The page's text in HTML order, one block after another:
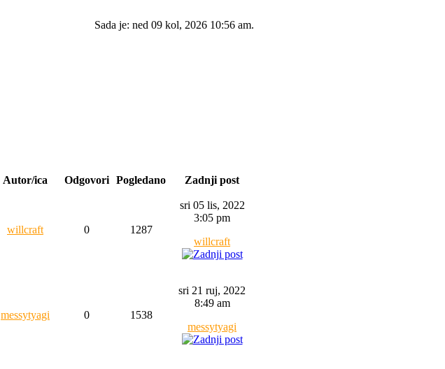
Sada je: ned 09 kol, 2026 10:56 am.
Autor/ica Odgovori Pogledano Zadnji post
willcraft 0 1287
sri 05 lis, 2022
3:05 pm
willcraft
messytyagi 0 1538
sri 21 ruj, 2022
8:49 am
messytyagi